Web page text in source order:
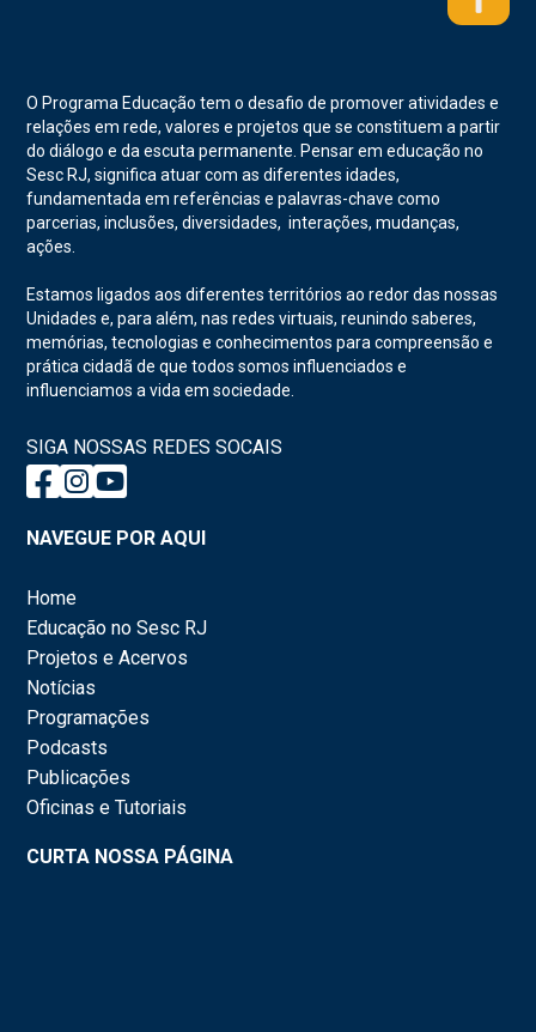
O Programa Educação tem o desafio de promover atividades e
relações em rede, valores e projetos que se constituem a partir
do diálogo e da escuta permanente. Pensar em educação no
Sesc RJ, significa atuar com as diferentes idades,
fundamentada em referências e palavras-chave como
parcerias, inclusões, diversidades, interações, mudanças,
ações.
Estamos ligados aos diferentes territórios ao redor das nossas
Unidades e, para além, nas redes virtuais, reunindo saberes,
memórias, tecnologias e conhecimentos para compreensão e
prática cidadã de que todos somos influenciados e
influenciamos a vida em sociedade.
SIGA NOSSAS REDES SOCAIS
NAVEGUE POR AQUI
Home
Educação no Sesc RJ
Projetos e Acervos
Notícias
Programações
Podcasts
Publicações
Oficinas e Tutoriais
CURTA NOSSA PÁGINA